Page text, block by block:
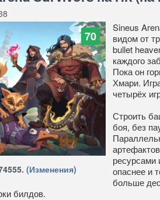
70
(Изменения)
Sineus
видом от
bullet
каждого
Пока он
Хмари.
четырёх
Строить
боя, без
опаснее и
больше
билдов.